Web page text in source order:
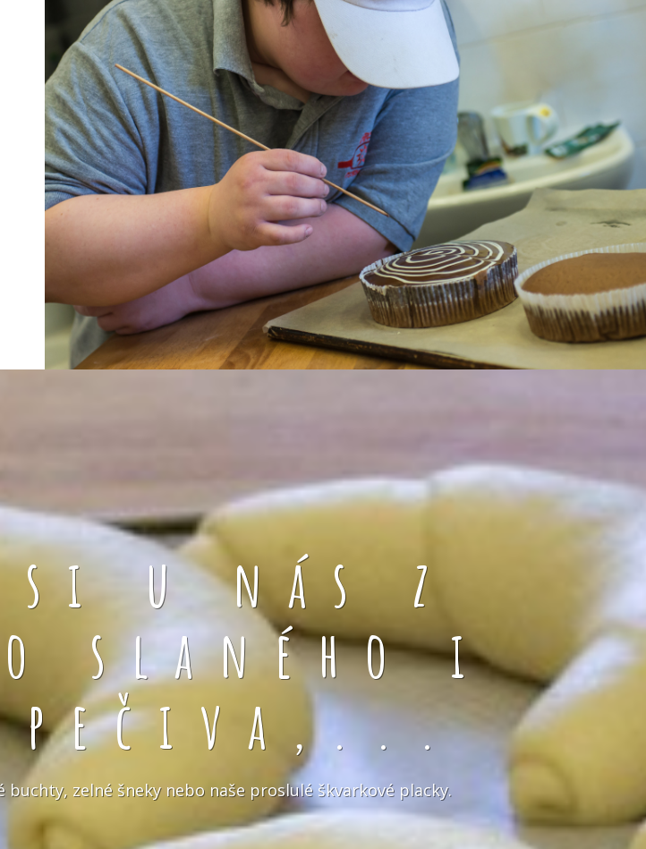
si u nás z
slaného i
pečiva,...
zelné šneky nebo naše proslulé škvarkové placky.